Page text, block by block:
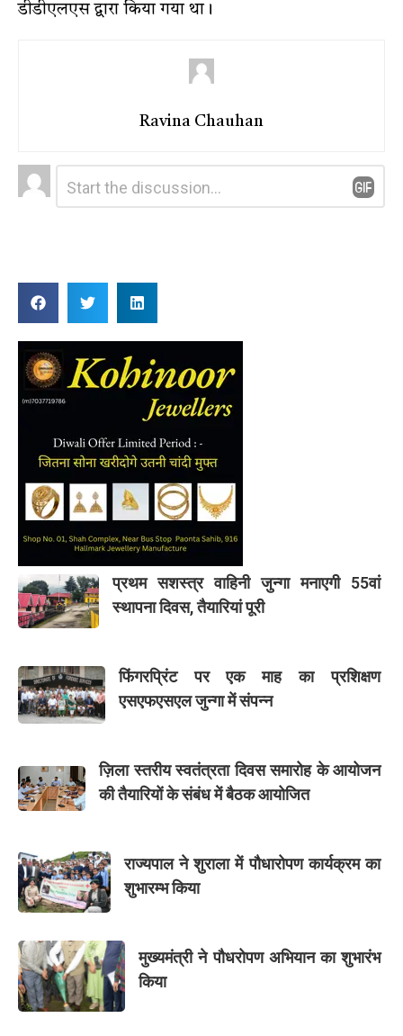
डीडीएलएस द्वारा किया गया था।
Ravina Chauhan
Leave
a
Comment
प्रथम सशस्त्र वाहिनी जुन्गा मनाएगी 55वां
स्थापना दिवस, तैयारियां पूरी
फिंगरप्रिंट पर एक माह का प्रशिक्षण
एसएफएसएल जुन्गा में संपन्न
ज़िला स्तरीय स्वतंत्रता दिवस समारोह के आयोजन
की तैयारियों के संबंध में बैठक आयोजित
राज्यपाल ने शुराला में पौधारोपण कार्यक्रम का
शुभारम्भ किया
मुख्यमंत्री ने पौधरोपण अभियान का शुभारंभ
किया